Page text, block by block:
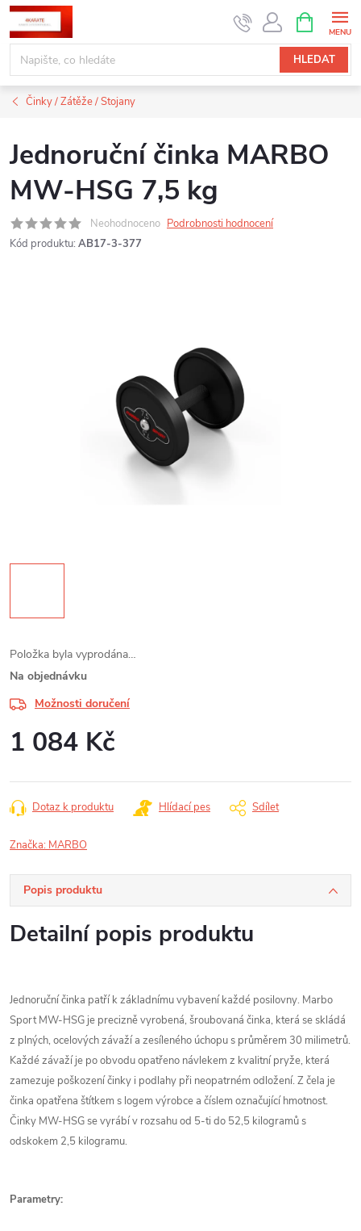
Přejít
na
obsah
HLEDAT
NÁKUPNÍ
KOŠÍK
Činky / Zátěže / Stojany
Jednoruční činka MARBO
MW-HSG 7,5 kg
Neohodnoceno Podrobnosti hodnocení
Kód produktu: AB17-3-377
Položka byla vyprodána…
Na objednávku
Možnosti doručení
1 084 Kč
cena:
Dotaz k produktu Hlídací pes Sdílet
Značka: MARBO
Popis produktu
Detailní popis produktu
Jednoruční činka patří k základnímu vybavení každé posilovny. Marbo
Sport MW-HSG je precizně vyrobená, šroubovaná činka, která se skládá
z plných, ocelových závaží a zesíleného úchopu s průměrem 30 milimetrů.
Každé závaží je po obvodu opatřeno návlekem z kvalitní pryže, která
zamezuje poškození činky i podlahy při neopatrném odložení. Z čela je
činka opatřena štítkem s logem výrobce a číslem označující hmotnost.
Činky MW-HSG se vyrábí v rozsahu od 5-ti do 52,5 kilogramů s
odskokem 2,5 kilogramu.
Parametry: